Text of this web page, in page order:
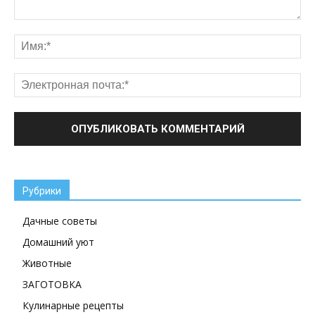
Рубрики
Дачные советы
Домашний уют
Животные
ЗАГОТОВКА
Кулинарные рецепты